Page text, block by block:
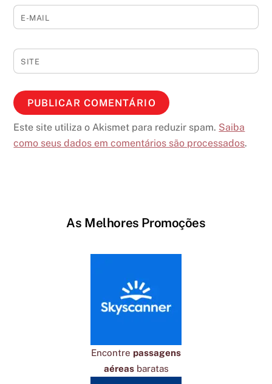
E-MAIL
SITE
Este site utiliza o Akismet para reduzir spam. Saiba
como seus dados em comentários são processados.
As Melhores Promoções
Encontre passagens
aéreasbaratas